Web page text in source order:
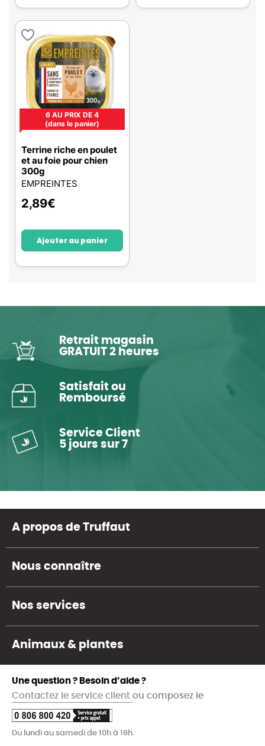
6 AU PRIX DE 4
(dans le panier)
Terrine riche en poulet
et au foie pour chien
300g
EMPREINTES
2,89€
Ajouter au panier
Retrait magasin
GRATUIT 2 heures
Satisfait ou
Remboursé
Service Client
5 jours sur 7
A propos de Truffaut
Nous connaître
Nos services
Animaux & plantes
Une question ? Besoin d’aide ?
Contactez le service client ou composez le
Du lundi au samedi de 10h à 18h.